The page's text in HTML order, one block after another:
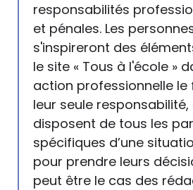
responsabilités
et pénales. Les
s'inspireront des
le site « Tous à l'école »
action professionnelle le
leur seule responsabilité,
disposent de tous les
spécifiques d’une
pour prendre leurs
peut être le cas des